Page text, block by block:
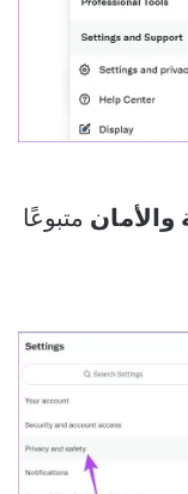
متبوعًا